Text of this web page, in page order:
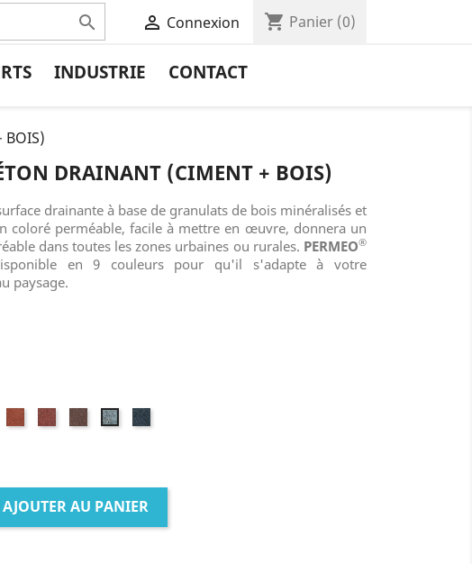
  Connexion shopping_cart Panier (0)
INDUSTRIE CONTACT
BOIS)
DRAINANT (CIMENT + BOIS)
drainante à base de granulats de bois minéralisés et
coloré perméable, facile à mettre en œuvre, donnera un
dans toutes les zones urbaines ou rurales. PERMEO®
en 9 couleurs pour qu'il s'adapte à votre
paysage.
Ocre Rouge BrunGris Noir
AJOUTER AU PANIER